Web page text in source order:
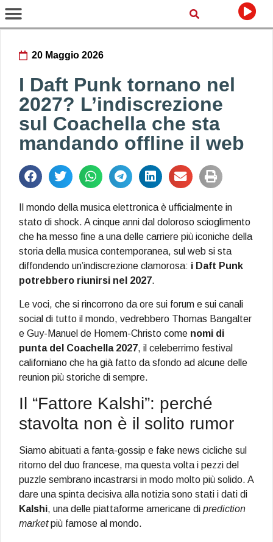
20 Maggio 2026
I Daft Punk tornano nel
2027? L’indiscrezione
sul Coachella che sta
mandando offline il web
Il mondo della musica elettronica è ufficialmente in
stato di shock. A cinque anni dal doloroso scioglimento
che ha messo fine a una delle carriere più iconiche della
storia della musica contemporanea, sul web si sta
diffondendo un’indiscrezione clamorosa: i Daft Punk
potrebbero riunirsi nel 2027.
Le voci, che si rincorrono da ore sui forum e sui canali
social di tutto il mondo, vedrebbero Thomas Bangalter
e Guy-Manuel de Homem-Christo come nomi di
punta del Coachella 2027, il celeberrimo festival
californiano che ha già fatto da sfondo ad alcune delle
reunion più storiche di sempre.
Il “Fattore Kalshi”: perché
stavolta non è il solito rumor
Siamo abituati a fanta-gossip e fake news cicliche sul
ritorno del duo francese, ma questa volta i pezzi del
puzzle sembrano incastrarsi in modo molto più solido. A
dare una spinta decisiva alla notizia sono stati i dati di
Kalshi, una delle piattaforme americane di prediction
marketpiù famose al mondo.